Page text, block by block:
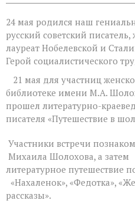
24 мая родился наш
русский советский
лауреат Нобелевской и
Герой социалистического
21 мая для участниц
библиотеке имени М.А.
прошел литературно-
писателя «Путешествие в
Участники встречи
Михаила Шолохова, а затем
литературное путешествие
«Нахаленок», «Федотка»,
рассказы».